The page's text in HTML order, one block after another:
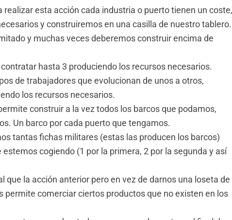
esta acción cada industria o puerto tienen un coste,
y construiremos en una casilla de nuestro tablero.
y muchas veces deberemos construir encima de
hasta 3 produciendo los recursos necesarios.
de trabajadores que evolucionan de unos a otros,
los recursos necesarios.
construir a la vez todos los barcos que podamos,
Un barco por cada puerto que tengamos.
tantas fichas militares (estas las producen los barcos)
cogiendo (1 por la primera, 2 por la segunda y así
que la acción anterior pero en vez de darnos una loseta de
permite comerciar ciertos productos que no existen en los